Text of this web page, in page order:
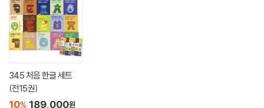
345 처음 한글 세트
(전15권)
10% 189,000원